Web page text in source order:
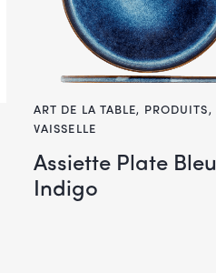
ART DE LA TABLE, PRODUITS,
VAISSELLE
Assiette Plate Bleu
Indigo